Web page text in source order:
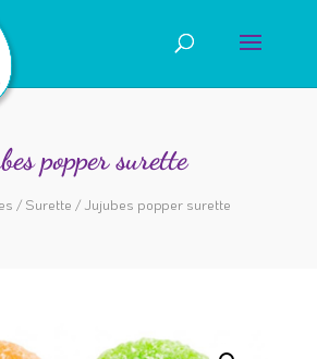
popper surette
/ Surette / Jujubes popper surette